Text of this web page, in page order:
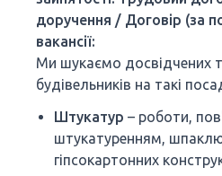
доручення / Договір (за
вакансії:
Ми шукаємо досвідчених
будівельників на такі
Штукатур – роботи,
штукатуренням,
гіпсокартонних